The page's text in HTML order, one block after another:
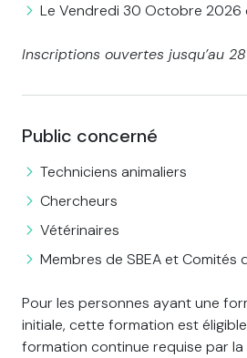
Le Vendredi 30 Octobre 2026
Inscriptions ouvertes jusqu’au
Public concerné
Techniciens animaliers
Chercheurs
Vétérinaires
Membres de SBEA et Comités
Pour les personnes ayant une
initiale, cette formation est
formation continue requise par